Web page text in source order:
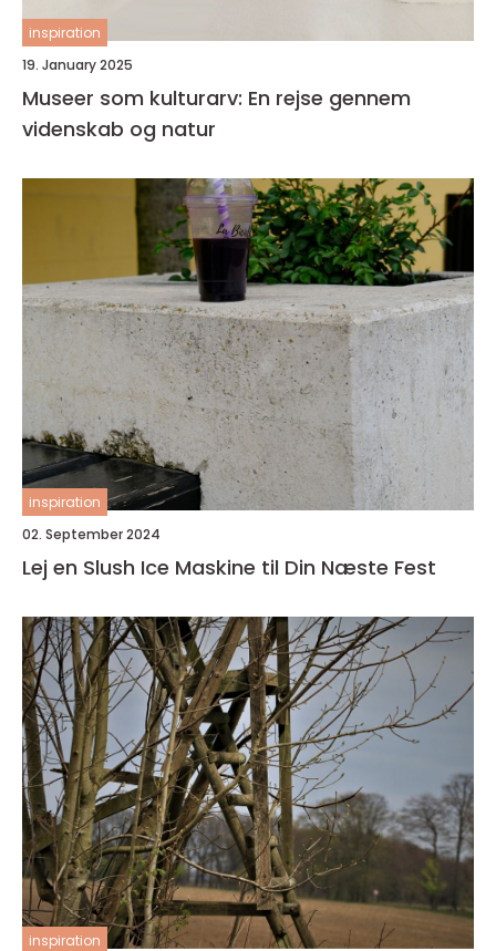
inspiration
19. January 2025
Museer som kulturarv: En rejse gennem
videnskab og natur
inspiration
02. September 2024
Lej en Slush Ice Maskine til Din Næste Fest
inspiration